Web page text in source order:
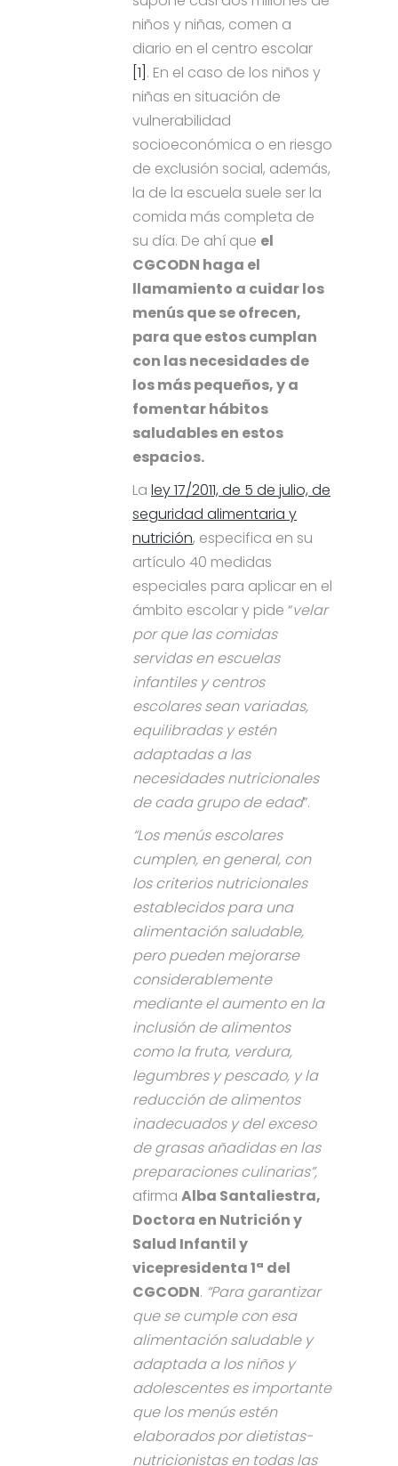
niños y niñas, comen a
diario en el centro escolar
[1] . En el caso de los niños y
niñas en situación de
vulnerabilidad
socioeconómica o en riesgo
de exclusión social, además,
la de la escuela suele ser la
comida más completa de
su día. De ahí que el
CGCODN haga el
llamamiento a cuidar los
menús que se ofrecen,
para que estos cumplan
con las necesidades de
los más pequeños, y a
fomentar hábitos
saludables en estos
espacios.
La ley 17/2011, de 5 de julio, de
seguridad alimentaria y
nutrición, especifica en su
artículo 40 medidas
especiales para aplicar en el
ámbito escolar y pide “velar
por que las comidas
servidas en escuelas
infantiles y centros
escolares sean variadas,
equilibradas y estén
adaptadas a las
necesidades nutricionales
de cada grupo de edad”.
“Los menús escolares
cumplen, en general, con
los criterios nutricionales
establecidos para una
alimentación saludable,
pero pueden mejorarse
considerablemente
mediante el aumento en la
inclusión de alimentos
como la fruta, verdura,
legumbres y pescado, y la
reducción de alimentos
inadecuados y del exceso
de grasas añadidas en las
preparaciones culinarias”,
afirma Alba Santaliestra,
Doctora en Nutrición y
Salud Infantil y
vicepresidenta 1ª del
CGCODN. “Para garantizar
que se cumple con esa
alimentación saludable y
adaptada a los niños y
adolescentes es importante
que los menús estén
elaborados por dietistas-
nutricionistas en todas las